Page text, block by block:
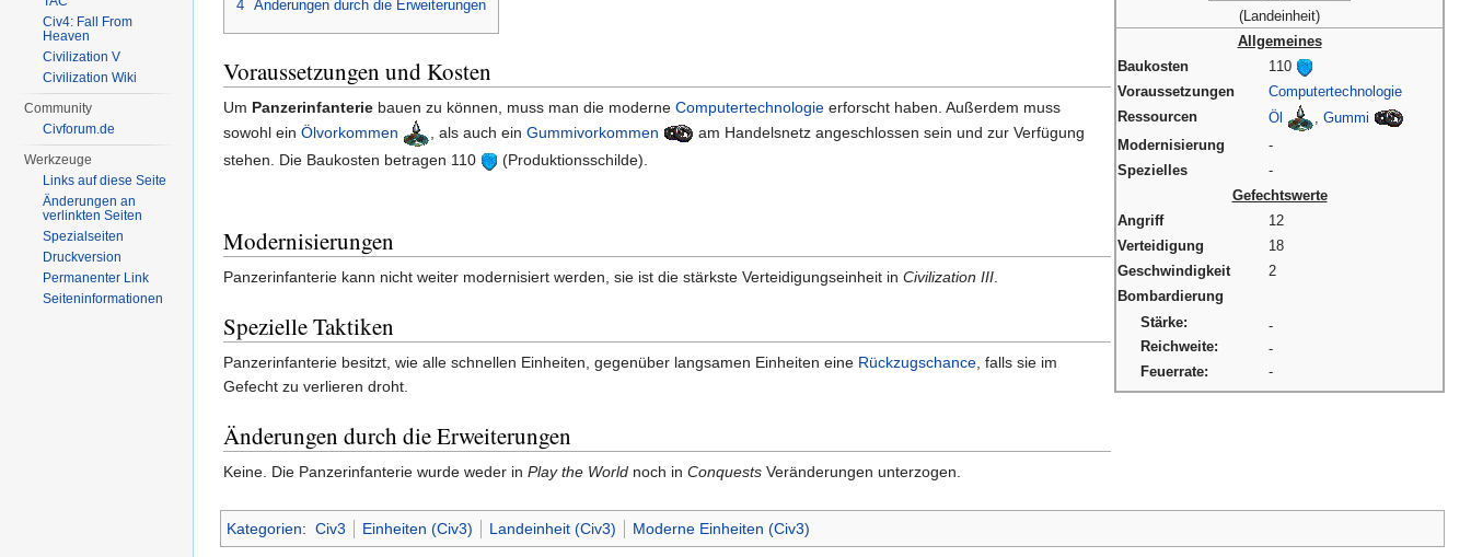
(Landeinheit)
Allgemeines
Baukosten
110
Voraussetzungen
Computertechnologie
Ressourcen
Öl
Gummi
Modernisierung
-
Spezielles
-
Gefechtswerte
Angriff
12
Verteidigung
18
Geschwindigkeit
2
Bombardierung
Stärke:
Reichweite:
Feuerrate:
-
-
-
4 Änderungen durch die Erweiterungen
Voraussetzungen und Kosten
Um Panzerinfanterie bauen zu können, muss man die moderne Computertechnologie erforscht haben. Außerdem muss
sowohl ein Ölvorkommen , als auch ein Gummivorkommen
am Handelsnetz angeschlossen sein und zur Verfügung
stehen. Die Baukosten betragen 110
(Produktionsschilde).
Modernisierungen
Panzerinfanterie kann nicht weiter modernisiert werden, sie ist die stärkste Verteidigungseinheit in Civilization III.
Spezielle Taktiken
Panzerinfanterie besitzt, wie alle schnellen Einheiten, gegenüber langsamen Einheiten eine Rückzugschance, falls sie im
Gefecht zu verlieren droht.
Änderungen durch die Erweiterungen
Keine. Die Panzerinfanterie wurde weder in Play the World noch in Conquests Veränderungen unterzogen.
Kategorien: Civ3 Einheiten (Civ3) Landeinheit (Civ3) Moderne Einheiten (Civ3)
Civ4: Fall From
Heaven
Civilization V
Civilization Wiki
Community
Civforum.de
Werkzeuge
Links auf diese Seite
Änderungen an
verlinkten Seiten
Spezialseiten
Druckversion
Permanenter Link
Seiten­informationen